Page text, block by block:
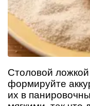
Столовой
формируйте
их в